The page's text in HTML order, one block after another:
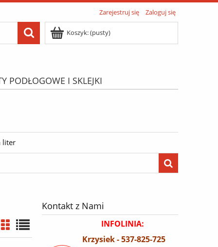
Zarejestruj się Zaloguj się
Koszyk:(pusty)
PODŁOGOWE I SKLEJKI
liter
Kontakt z Nami
INFOLINIA:
Krzysiek - 537-825-725